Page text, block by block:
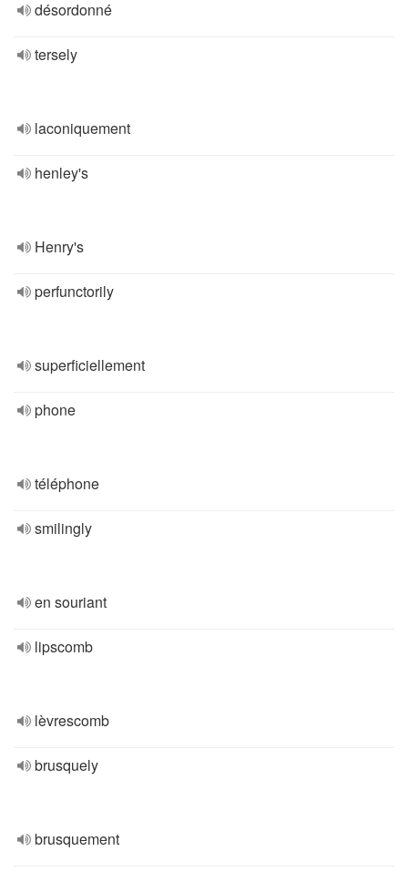
désordonné
tersely
laconiquement
henley's
Henry's
perfunctorily
superficiellement
phone
téléphone
smilingly
en souriant
lipscomb
lèvrescomb
brusquely
brusquement